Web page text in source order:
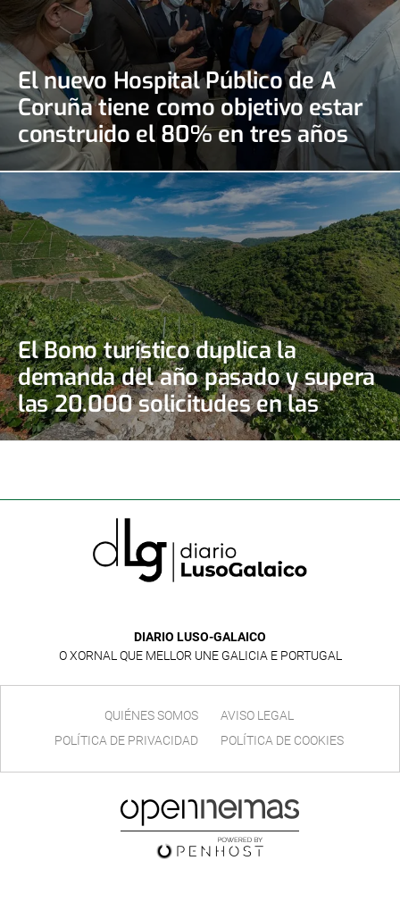
El nuevo Hospital Público de A
Coruña tiene como objetivo estar
construido el 80% en tres años
El Bono turístico duplica la
demanda del año pasado y supera
las 20.000 solicitudes en las
primeras doce horas
DIARIO LUSO-GALAICO
O XORNAL QUE MELLOR UNE GALICIA E PORTUGAL
QUIÉNES SOMOS
AVISO LEGAL
POLÍTICA DE PRIVACIDAD
POLÍTICA DE COOKIES